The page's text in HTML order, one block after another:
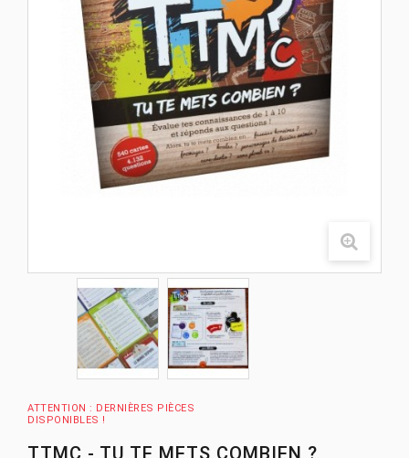
ATTENTION : DERNIÈRES PIÈCES
DISPONIBLES !